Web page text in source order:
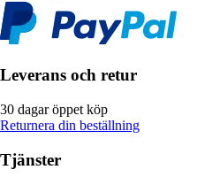
Leverans och retur
30 dagar öppet köp
Returnera din beställning
Tjänster